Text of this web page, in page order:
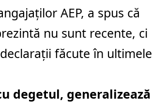
AEP, a spus că
nu sunt recente, ci
făcute în ultimele
degetul, generalizează